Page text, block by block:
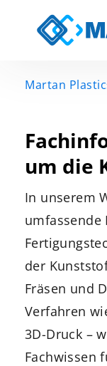
Martan
um die
In unserem
der
Fräsen und
Verfahren
3D-Druck –
Fachwissen